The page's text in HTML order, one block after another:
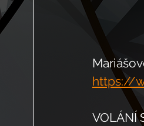
https://
VOLÁNÍ